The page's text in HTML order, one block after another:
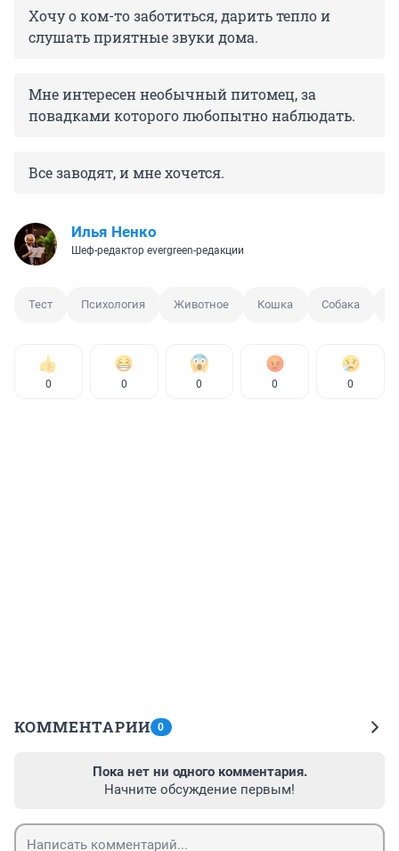
Хочу о ком-то заботиться, дарить тепло и
слушать приятные звуки дома.
Мне интересен необычный питомец, за
повадками которого любопытно наблюдать.
Все заводят, и мне хочется.
Илья Ненко
Шеф-редактор evergreen-редакции
Тест Психология Животное Кошка Собака
0 0 0 0 0
КОММЕНТАРИИ 0
Пока нет ни одного комментария.
Начните обсуждение первым!